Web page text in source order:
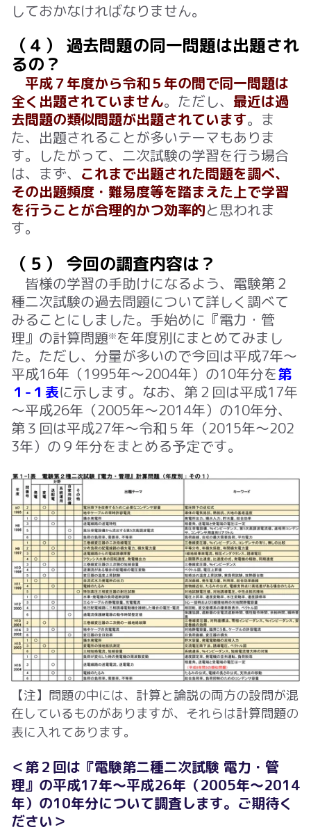
しておかなければなりません。
（４） 過去問題の同一問題は出題され
るの？
平成７年度から令和５年の間で同一問題は
全く出題されていません。ただし、 最近は過
去問題の類似問題が出題されています。ま
た、出題されることが多いテーマもありま
す。したがって、二次試験の学習を行う場合
は、まず、 これまで出題された問題を調べ、
その出題頻度・難易度等を踏まえた上で学習
を行うことが合理的かつ効率的と思われま
す。
（５） 今回の調査内容は？
皆様の学習の手助けになるよう、電験第２
種二次試験の過去問題について詳しく調べて
みることにしました。手始めに『電力・管
理』の計算問題※を年度別にまとめてみまし
た。ただし、分量が多いので今回は平成7年～
平成16年（1995年～2004年）の10年分を第
１-１表に示します。なお、第２回は平成17年
～平成26年（2005年～2014年）の10年分、
第３回は平成27年～令和５年（2015年～202
3年）の９年分をまとめる予定です。
【注】問題の中には、計算と論説の両方の設問が混
在しているものがありますが、それらは計算問題の
表に入れてあります。
＜第２回は『電験第二種二次試験 電力・管
理』の平成17年～平成26年（2005年～2014
年）の10年分について調査します。ご期待く
ださい＞